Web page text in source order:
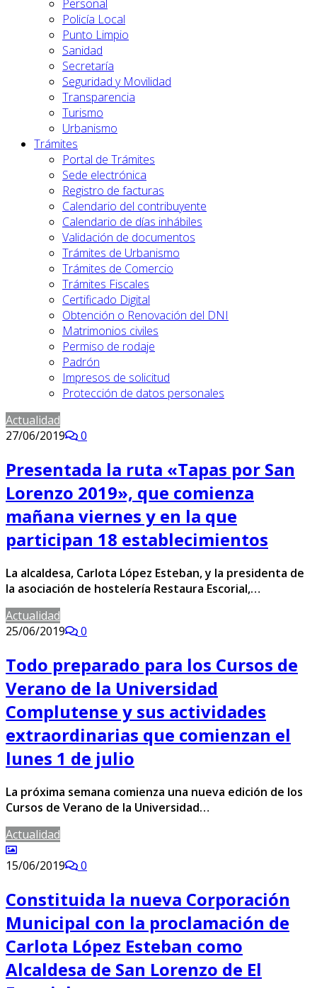
Personal
Policía Local
Punto Limpio
Sanidad
Secretaría
Seguridad y Movilidad
Transparencia
Turismo
Urbanismo
Trámites
Portal de Trámites
Sede electrónica
Registro de facturas
Calendario del contribuyente
Calendario de días inhábiles
Validación de documentos
Trámites de Urbanismo
Trámites de Comercio
Trámites Fiscales
Certificado Digital
Obtención o Renovación del DNI
Matrimonios civiles
Permiso de rodaje
Padrón
Impresos de solicitud
Protección de datos personales
Actualidad
27/06/2019
0
Presentada la ruta «Tapas por San
Lorenzo 2019», que comienza
mañana viernes y en la que
participan 18 establecimientos
La alcaldesa, Carlota López Esteban, y la presidenta de
la asociación de hostelería Restaura Escorial,…
Actualidad
25/06/2019
0
Todo preparado para los Cursos de
Verano de la Universidad
Complutense y sus actividades
extraordinarias que comienzan el
lunes 1 de julio
La próxima semana comienza una nueva edición de los
Cursos de Verano de la Universidad…
Actualidad
15/06/2019
0
Constituida la nueva Corporación
Municipal con la proclamación de
Carlota López Esteban como
Alcaldesa de San Lorenzo de El